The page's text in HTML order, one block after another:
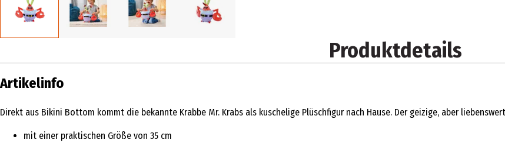
Produktdetails
Artikelinfo
Direkt aus Bikini Bottom kommt die bekannte Krabbe Mr. Krabs als kuschelige Plüschfigur nach Hause. Der geizige, aber
mit einer praktischen Größe von 35 cm